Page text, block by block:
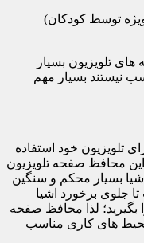
توسط کودکان)
تلویزیون بسیار
نیستند بسیار مهم
تلویزیون خود استفاده
محافظ صفحه تلویزیون
بسیار محکم و سنگین
جلوی برخورد اشیا
لذا محافظ صفحه
محیط های کاری مناسب